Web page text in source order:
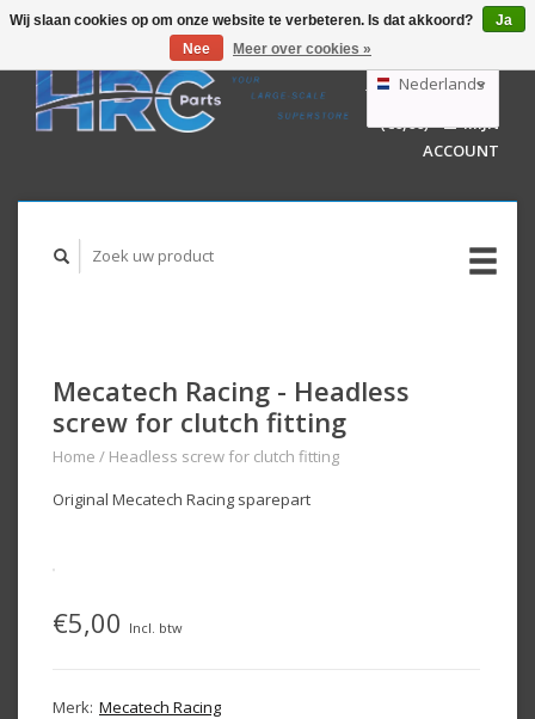
GBP
AUD
Nederlands
Deutsch
English
WINKELWAGEN
(€0,00)
MIJN
ACCOUNT
Mecatech Racing - Headless
screw for clutch fitting
Home / Headless screw for clutch fitting
Original Mecatech Racing sparepart
€5,00 Incl. btw
Merk: Mecatech Racing
Wij slaan cookies op om onze website te verbeteren. Is dat akkoord?
Ja
Nee
Meer over cookies »